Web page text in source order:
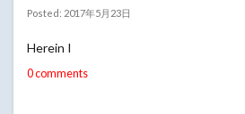
Posted: 2017年5月23日
Herein I
0 comments